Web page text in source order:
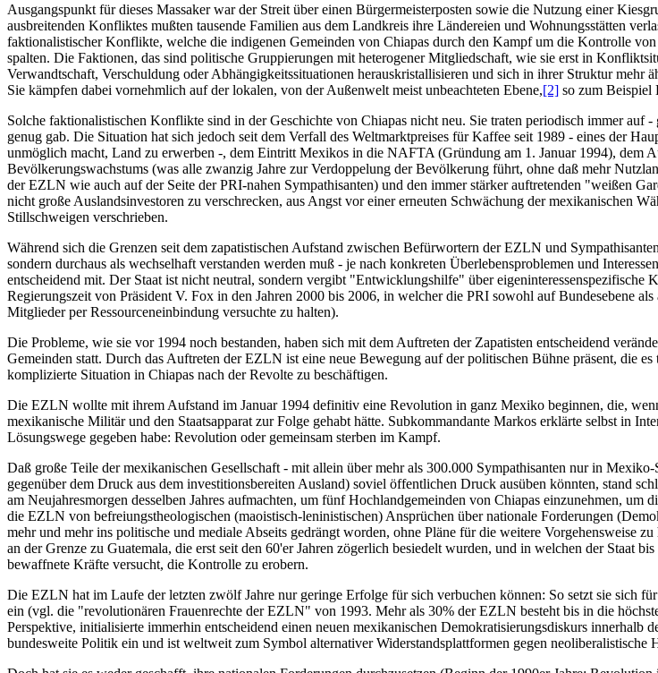
Ausgangspunkt für dieses Massaker war der Streit über einen Bürgermeisterposten sowie die Nutzung einer
ausbreitenden Konfliktes mußten tausende Familien aus dem Landkreis ihre Ländereien und Wohnungsstätten
faktionalistischer Konflikte, welche die indigenen Gemeinden von Chiapas durch den Kampf um die Kontrolle
spalten. Die Faktionen, das sind politische Gruppierungen mit heterogener Mitgliedschaft, wie sie erst in
Verwandtschaft, Verschuldung oder Abhängigkeitssituationen herauskristallisieren und sich in ihrer Struktur mehr
Sie kämpfen dabei vornehmlich auf der lokalen, von der Außenwelt meist unbeachteten Ebene,[2] so zum Beispiel
Solche faktionalistischen Konflikte sind in der Geschichte von Chiapas nicht neu. Sie traten periodisch immer auf
genug gab. Die Situation hat sich jedoch seit dem Verfall des Weltmarktpreises für Kaffee seit 1989 - eines der
unmöglich macht, Land zu erwerben -, dem Eintritt Mexikos in die NAFTA (Gründung am 1. Januar 1994), dem
Bevölkerungswachstums (was alle zwanzig Jahre zur Verdoppelung der Bevölkerung führt, ohne daß mehr
der EZLN wie auch auf der Seite der PRI-nahen Sympathisanten) und den immer stärker auftretenden "weißen
nicht große Auslandsinvestoren zu verschrecken, aus Angst vor einer erneuten Schwächung der mexikanischen
Stillschweigen verschrieben.
Während sich die Grenzen seit dem zapatistischen Aufstand zwischen Befürwortern der EZLN und
sondern durchaus als wechselhaft verstanden werden muß - je nach konkreten Überlebensproblemen und
entscheidend mit. Der Staat ist nicht neutral, sondern vergibt "Entwicklungshilfe" über
Regierungszeit von Präsident V. Fox in den Jahren 2000 bis 2006, in welcher die PRI sowohl auf Bundesebene
Mitglieder per Ressourceneinbindung versuchte zu halten).
Die Probleme, wie sie vor 1994 noch bestanden, haben sich mit dem Auftreten der Zapatisten entscheidend
Gemeinden statt. Durch das Auftreten der EZLN ist eine neue Bewegung auf der politischen Bühne präsent, die
komplizierte Situation in Chiapas nach der Revolte zu beschäftigen.
Die EZLN wollte mit ihrem Aufstand im Januar 1994 definitiv eine Revolution in ganz Mexiko beginnen, die,
mexikanische Militär und den Staatsapparat zur Folge gehabt hätte. Subkommandante Markos erklärte selbst in
Lösungswege gegeben habe: Revolution oder gemeinsam sterben im Kampf.
Daß große Teile der mexikanischen Gesellschaft - mit allein über mehr als 300.000 Sympathisanten nur in
gegenüber dem Druck aus dem investitionsbereiten Ausland) soviel öffentlichen Druck ausüben könnten, stand
am Neujahresmorgen desselben Jahres aufmachten, um fünf Hochlandgemeinden von Chiapas einzunehmen,
die EZLN von befreiungstheologischen (maoistisch-leninistischen) Ansprüchen über nationale Forderungen
mehr und mehr ins politische und mediale Abseits gedrängt worden, ohne Pläne für die weitere Vorgehensweise
an der Grenze zu Guatemala, die erst seit den 60'er Jahren zögerlich besiedelt wurden, und in welchen der Staat
bewaffnete Kräfte versucht, die Kontrolle zu erobern.
Die EZLN hat im Laufe der letzten zwölf Jahre nur geringe Erfolge für sich verbuchen können: So setzt sie sich
ein (vgl. die "revolutionären Frauenrechte der EZLN" von 1993. Mehr als 30% der EZLN besteht bis in die
Perspektive, initialisierte immerhin entscheidend einen neuen mexikanischen Demokratisierungsdiskurs
bundesweite Politik ein und ist weltweit zum Symbol alternativer Widerstandsplattformen gegen neoliberalistische